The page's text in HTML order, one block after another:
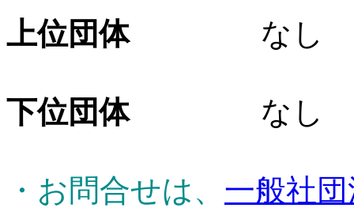
上位団体なし
下位団体なし
・お問合せは、 一般社